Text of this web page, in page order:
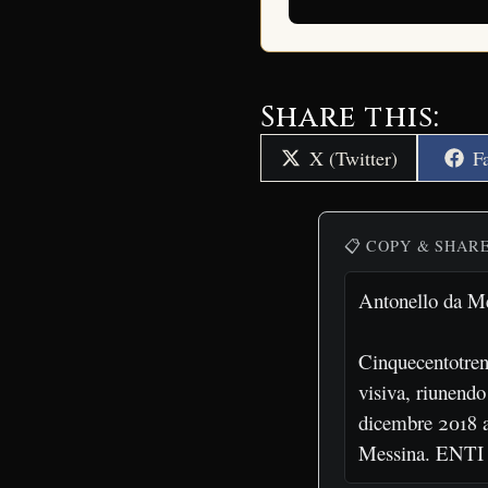
Share this:
Share
on
X (Twitter)
📋 COPY &